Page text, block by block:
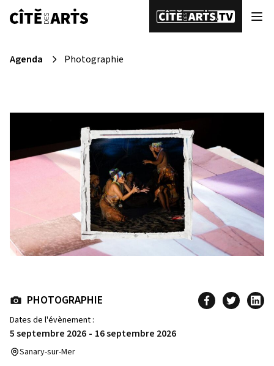
Agenda Photographie
PHOTOGRAPHIE
Dates de l'évènement :
5 septembre 2026 - 16 septembre 2026
Sanary-sur-Mer